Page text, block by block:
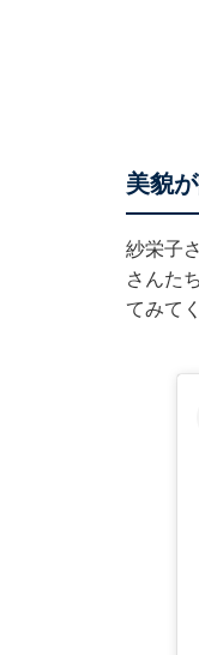
美貌
紗栄子
さんた
てみて